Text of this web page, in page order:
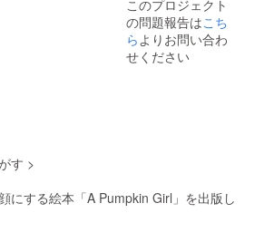
メージ
と「安
心して
くださ
いベル
このプロジェクト
の問題報告はこち
ら よりお問い合わ
せください
す >
にする絵本「A Pumpkin Girl」を出版し